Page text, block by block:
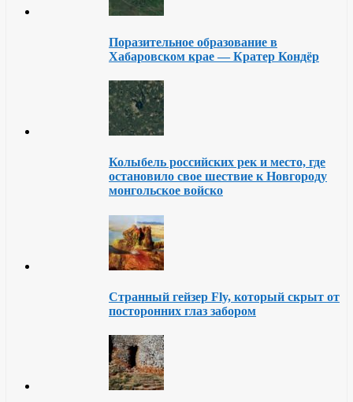
Поразительное образование в
Хабаровском крае — Кратер Кондёр
Колыбель российских рек и место, где
остановило свое шествие к Новгороду
монгольское войско
Странный гейзер Fly, который скрыт от
посторонних глаз забором